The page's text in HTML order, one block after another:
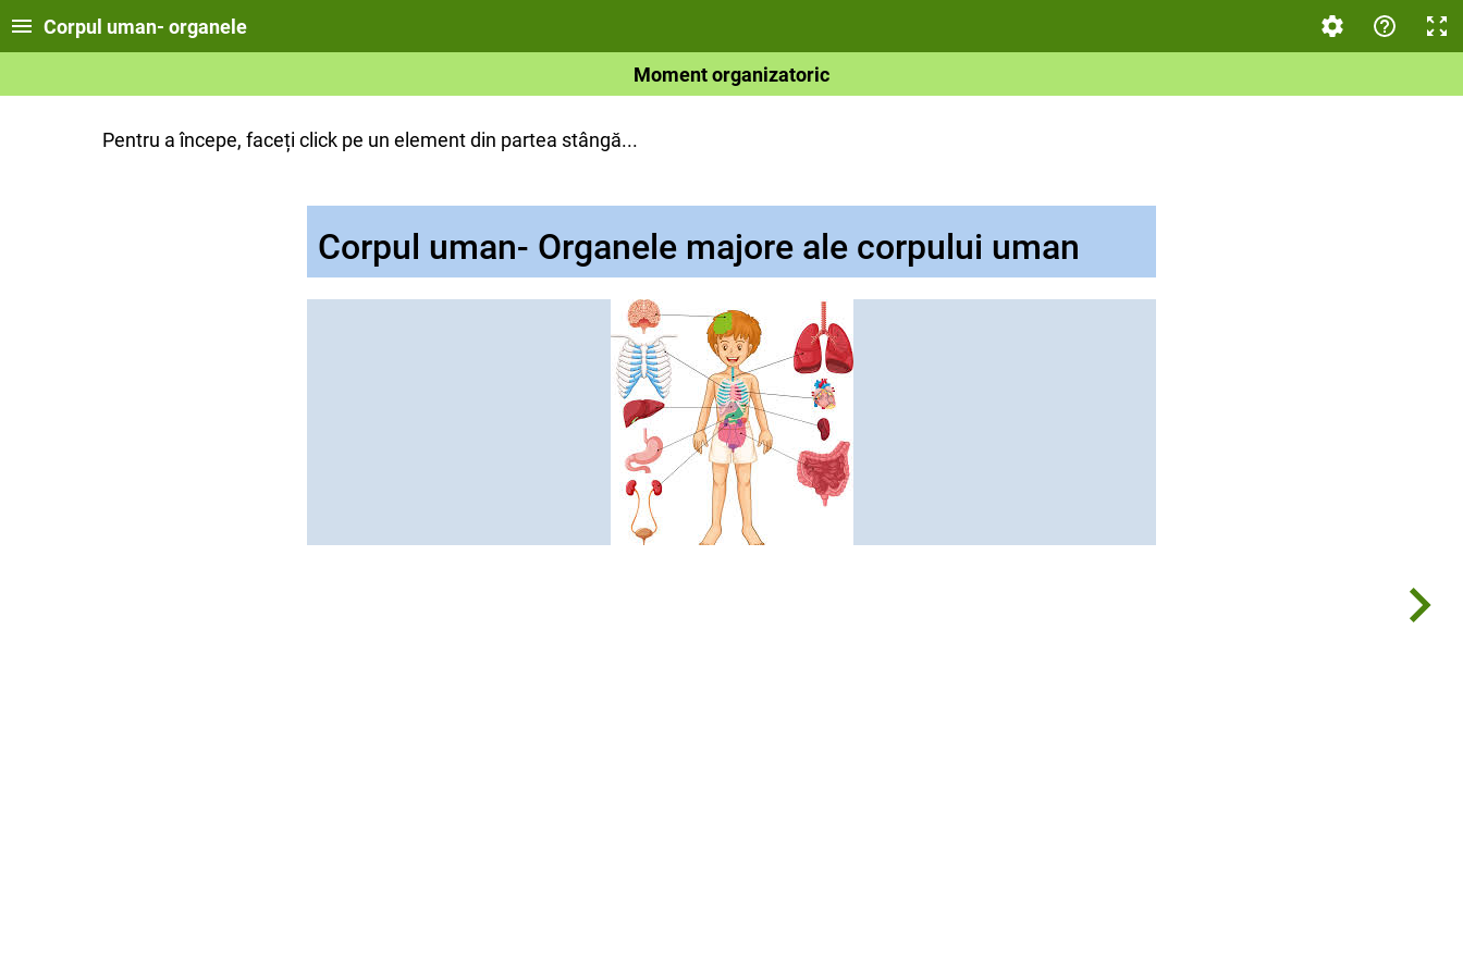
Corpul uman- organele
Moment organizatoric
Pentru a începe, faceți click pe un element din partea stângă...
Corpul uman- Organele majore ale corpului uman